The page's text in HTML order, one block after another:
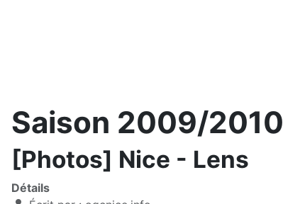
Saison 2009/2010
[Photos] Nice - Lens
Détails